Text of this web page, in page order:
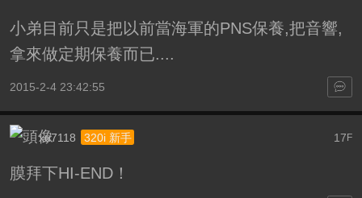
小弟目前只是把以前當海軍的PNS保養,把音響,
拿來做定期保養而已....
2015-2-4 23:42:55
17 F
xu7118 320i 新手
膜拜下HI-END！